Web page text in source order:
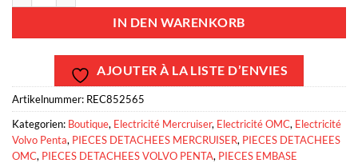
IN DEN WARENKORB
AJOUTER À LA LISTE D’ENVIES
Artikelnummer: REC852565
Kategorien: Boutique, Electricité Mercruiser, Electricité OMC, Electricité
Volvo Penta, PIECES DETACHEES MERCRUISER, PIECES DETACHEES
OMC, PIECES DETACHEES VOLVO PENTA, PIECES EMBASE